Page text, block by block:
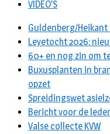
VIDEO’S
Guldenberg/
Leyetocht 2026:
60+ en nog zin om
Buxusplanten in
opzet
Spreidingswet
Bericht voor de
Valse collecte KVW